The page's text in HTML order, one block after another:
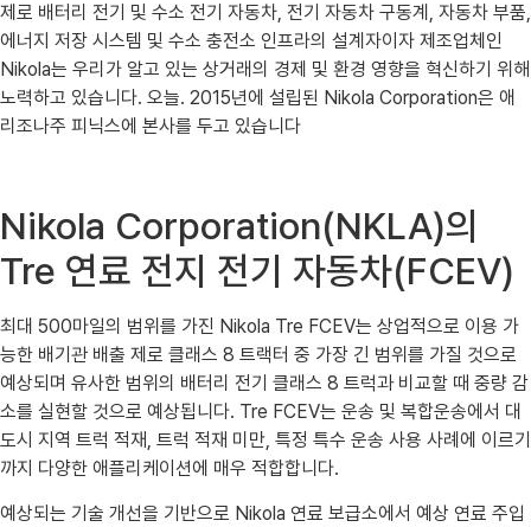
제로 배터리 전기 및 수소 전기 자동차, 전기 자동차 구동계, 자동차 부품,
에너지 저장 시스템 및 수소 충전소 인프라의 설계자이자 제조업체인
Nikola는 우리가 알고 있는 상거래의 경제 및 환경 영향을 혁신하기 위해
노력하고 있습니다. 오늘. 2015년에 설립된 Nikola Corporation은 애
리조나주 피닉스에 본사를 두고 있습니다
Nikola Corporation(NKLA)의
Tre 연료 전지 전기 자동차(FCEV)
최대 500마일의 범위를 가진 Nikola Tre FCEV는 상업적으로 이용 가
능한 배기관 배출 제로 클래스 8 트랙터 중 가장 긴 범위를 가질 것으로
예상되며 유사한 범위의 배터리 전기 클래스 8 트럭과 비교할 때 중량 감
소를 실현할 것으로 예상됩니다. Tre FCEV는 운송 및 복합운송에서 대
도시 지역 트럭 적재, 트럭 적재 미만, 특정 특수 운송 사용 사례에 이르기
까지 다양한 애플리케이션에 매우 적합합니다.
예상되는 기술 개선을 기반으로 Nikola 연료 보급소에서 예상 연료 주입